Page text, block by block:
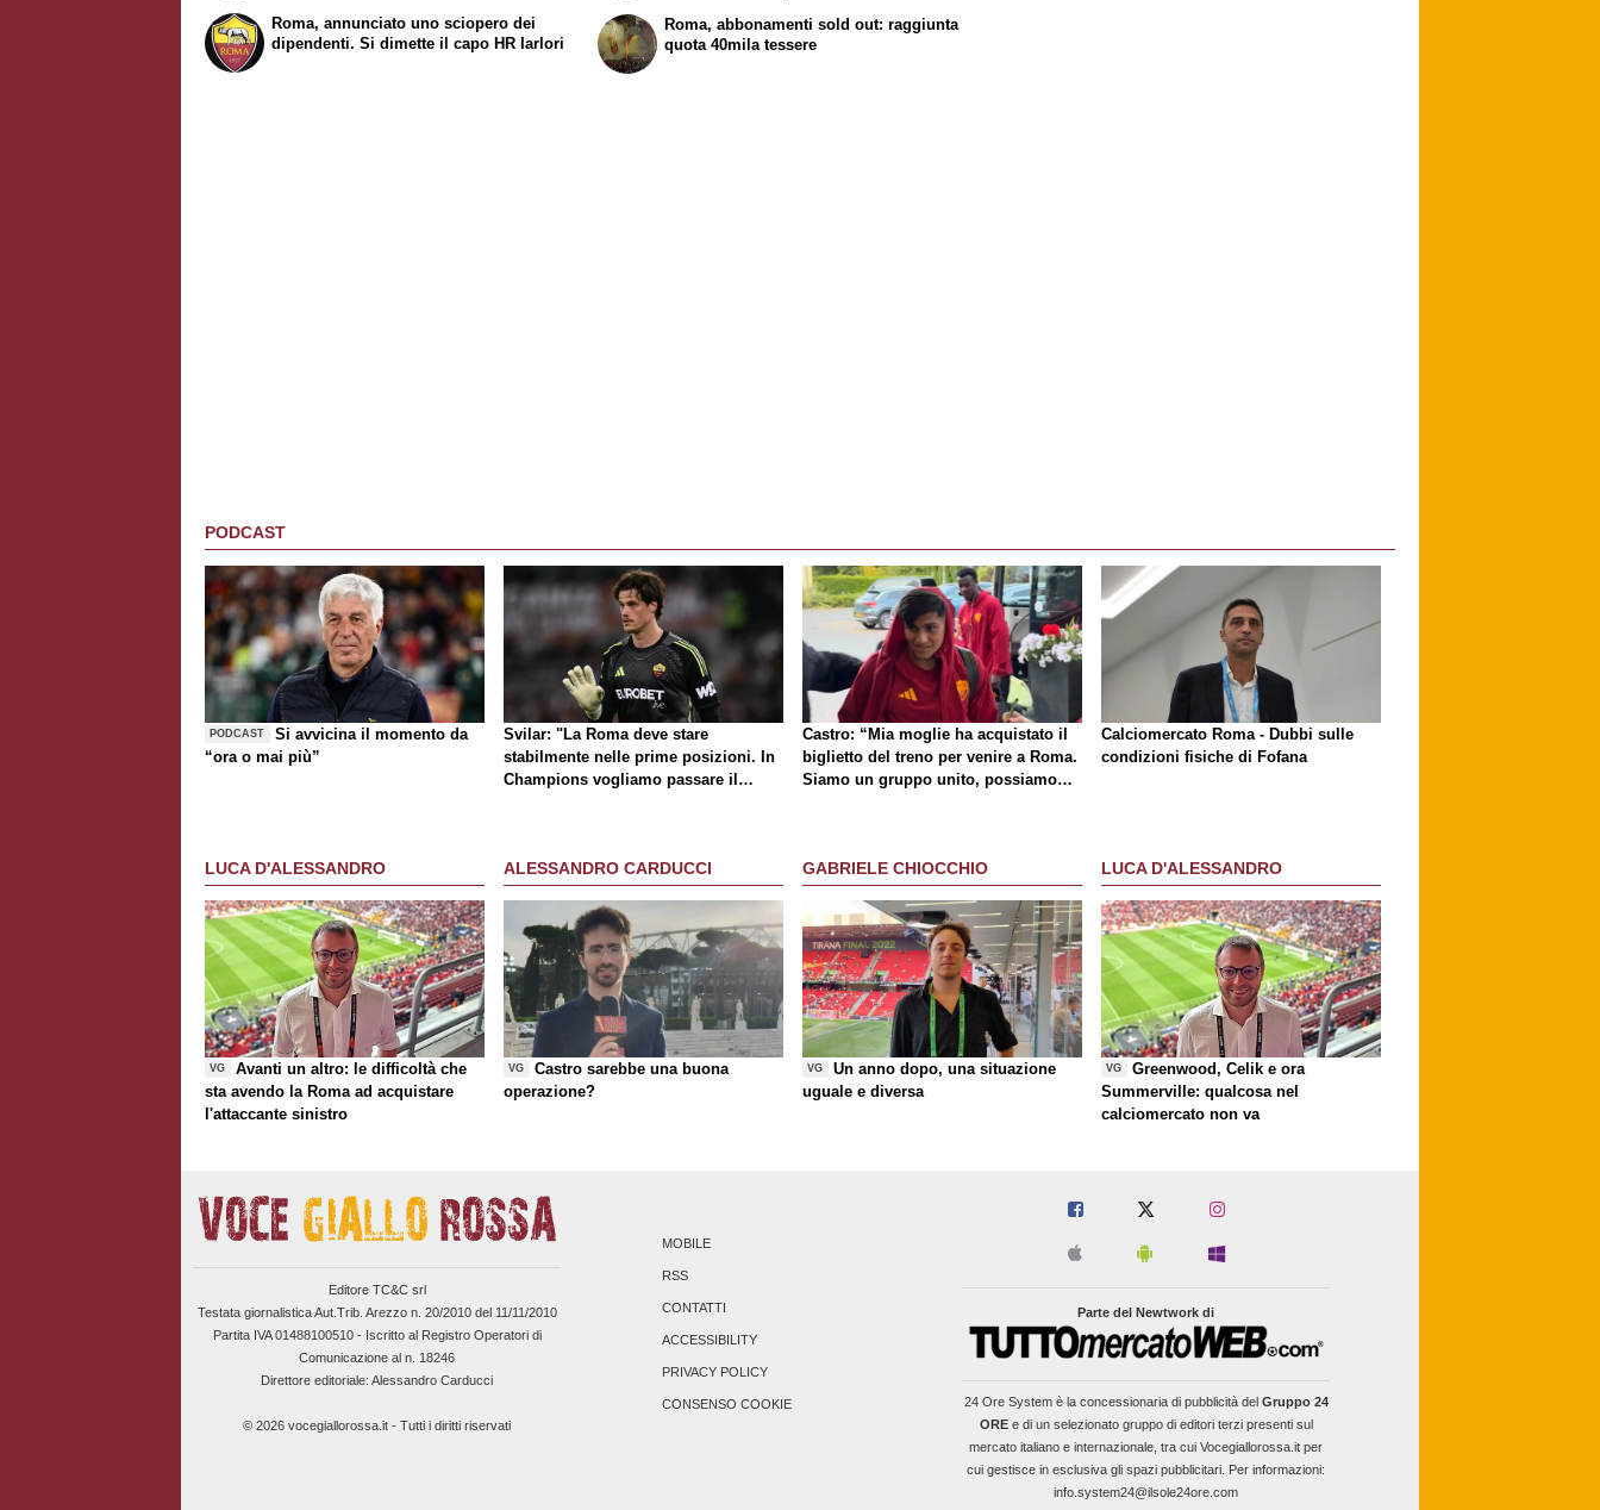
Roma, annunciato uno sciopero dei
dipendenti. Si dimette il capo HR Iarlori
Roma, abbonamenti sold out: raggiunta
quota 40mila tessere
PODCAST
PODCAST
Si avvicina il momento da
“ora o mai più”
Svilar: "La Roma deve stare
stabilmente nelle prime posizioni. In
Champions vogliamo passare il
Castro: “Mia moglie ha acquistato il
biglietto del treno per venire a Roma.
Siamo un gruppo unito, possiamo
Calciomercato Roma - Dubbi sulle
condizioni fisiche di Fofana
LUCA D'ALESSANDRO
VG
Avanti un altro: le difficoltà che
sta avendo la Roma ad acquistare
l'attaccante sinistro
ALESSANDRO CARDUCCI
VG
Castro sarebbe una buona
operazione?
GABRIELE CHIOCCHIO
VG
Un anno dopo, una situazione
uguale e diversa
LUCA D'ALESSANDRO
VG
Greenwood, Celik e ora
Summerville: qualcosa nel
calciomercato non va
Editore TC&C srl
Testata giornalistica Aut.Trib. Arezzo n. 20/2010 del 11/11/2010
Partita IVA 01488100510 - Iscritto al Registro Operatori di
Comunicazione al n. 18246
Direttore editoriale: Alessandro Carducci
© 2026 vocegiallorossa.it - Tutti i diritti riservati
MOBILE
RSS
CONTATTI
ACCESSIBILITY
PRIVACY POLICY
CONSENSO COOKIE
Parte del Newtwork di
24 Ore Systemè la concessionaria di pubblicità del Gruppo 24
OREe di un selezionato gruppo di editori terzi presenti sul
mercato italiano e internazionale, tra cui Vocegiallorossa.it per
cui gestisce in esclusiva gli spazi pubblicitari. Per informazioni:
info.system24@ilsole24ore.com